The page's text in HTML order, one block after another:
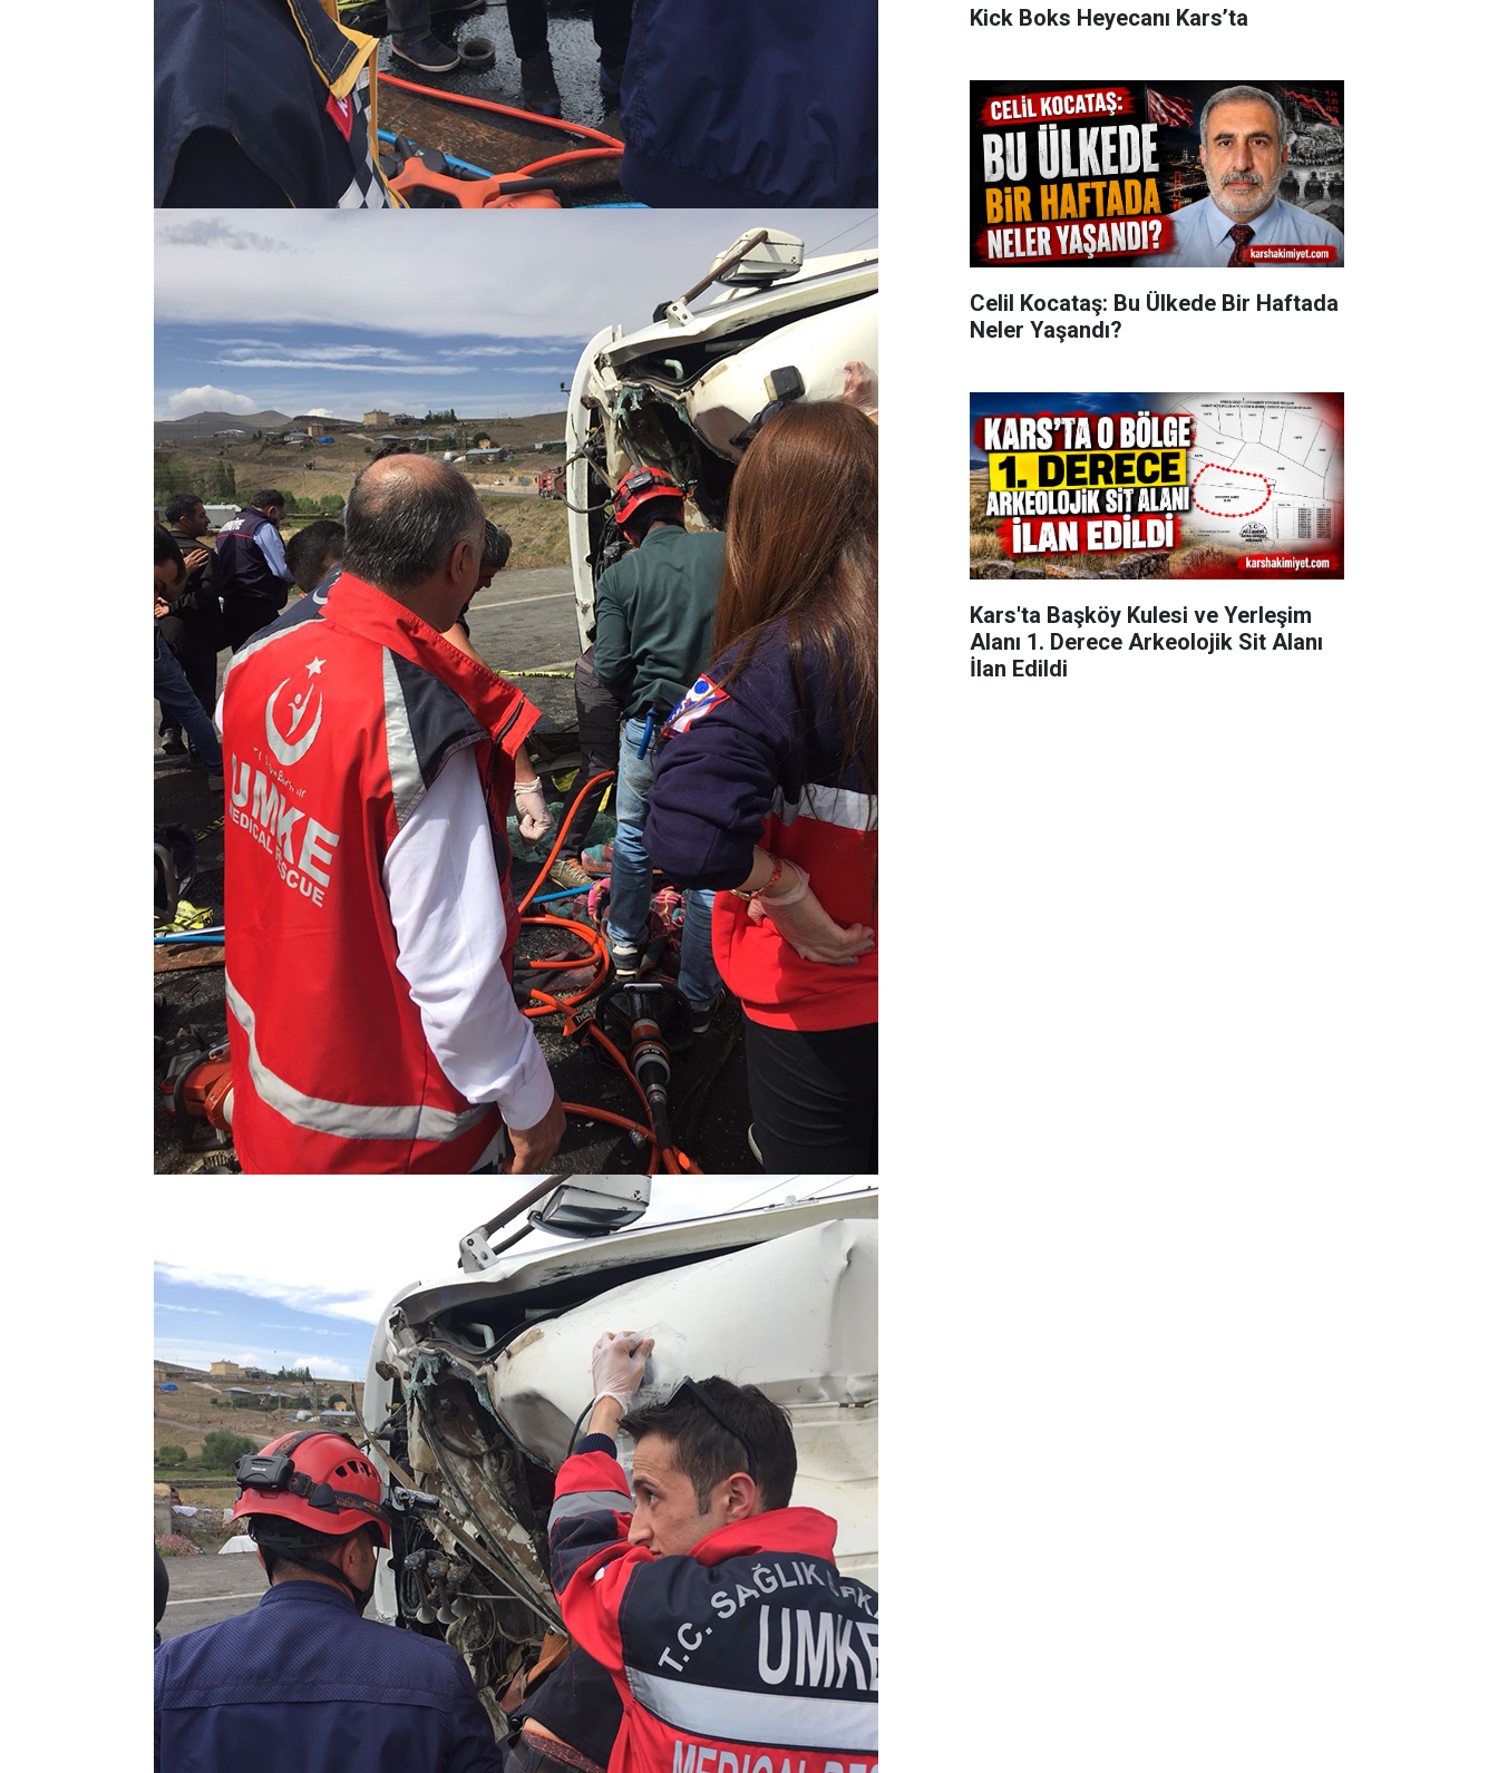
Kick Boks Heyecanı Kars’ta
Celil Kocataş: Bu Ülkede Bir Haftada
Neler Yaşandı?
Kars'ta Başköy Kulesi ve Yerleşim
Alanı 1. Derece Arkeolojik Sit Alanı
İlan Edildi